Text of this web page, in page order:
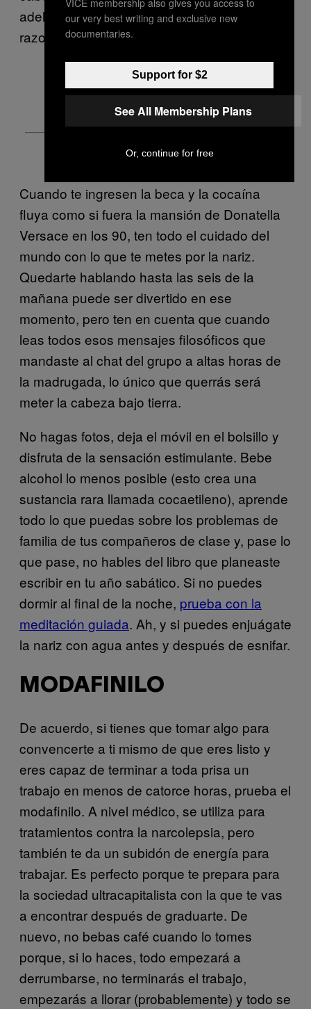
adelante cuando estés en un cuarto
razonablemente oscuro.
Cuando te ingresen la beca y la cocaína
fluya como si fuera la mansión de Donatella
Versace en los 90, ten todo el cuidado del
mundo con lo que te metes por la nariz.
Quedarte hablando hasta las seis de la
mañana puede ser divertido en ese
momento, pero ten en cuenta que cuando
leas todos esos mensajes filosóficos que
mandaste al chat del grupo a altas horas de
la madrugada, lo único que querrás será
meter la cabeza bajo tierra.
No hagas fotos, deja el móvil en el bolsillo y
disfruta de la sensación estimulante. Bebe
alcohol lo menos posible (esto crea una
sustancia rara llamada cocaetileno), aprende
todo lo que puedas sobre los problemas de
familia de tus compañeros de clase y, pase lo
que pase, no hables del libro que planeaste
escribir en tu año sabático. Si no puedes
dormir al final de la noche, prueba con la
meditación guiada. Ah, y si puedes enjuágate
la nariz con agua antes y después de esnifar.
MODAFINILO
De acuerdo, si tienes que tomar algo para
convencerte a ti mismo de que eres listo y
eres capaz de terminar a toda prisa un
trabajo en menos de catorce horas, prueba el
modafinilo. A nivel médico, se utiliza para
tratamientos contra la narcolepsia, pero
también te da un subidón de energía para
trabajar. Es perfecto porque te prepara para
la sociedad ultracapitalista con la que te vas
a encontrar después de graduarte. De
nuevo, no bebas café cuando lo tomes
porque, si lo haces, todo empezará a
derrumbarse, no terminarás el trabajo,
empezarás a llorar (probablemente) y todo se
our very best writing and exclusive new
documentaries.
Support for $2
See All Membership Plans
Or, continue for free